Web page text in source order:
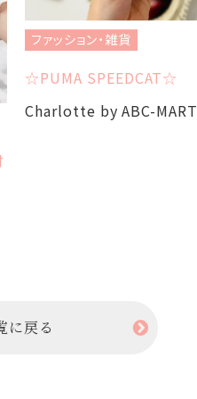
ファッション・雑貨
☆PUMA SPEEDCAT☆
Charlotte by ABC-MART
に戻る